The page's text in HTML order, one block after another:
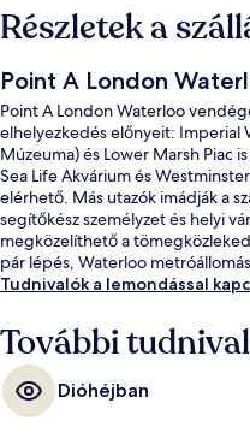
Részletek a
Point A London
Point A London Waterloo
elhelyezkedés előnyeit: Imperial
Múzeuma) és Lower Marsh Piac
Sea Life Akvárium és
elérhető. Más utazók imádják a
segítőkész személyzet és helyi
megközelíthető a
pár lépés, Waterloo
Tudnivalók a lemondással
További
Dióhéjban